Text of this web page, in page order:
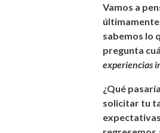
Vamos a
sabemos lo
pregunta
experiencias
¿Qué
solicitar tu